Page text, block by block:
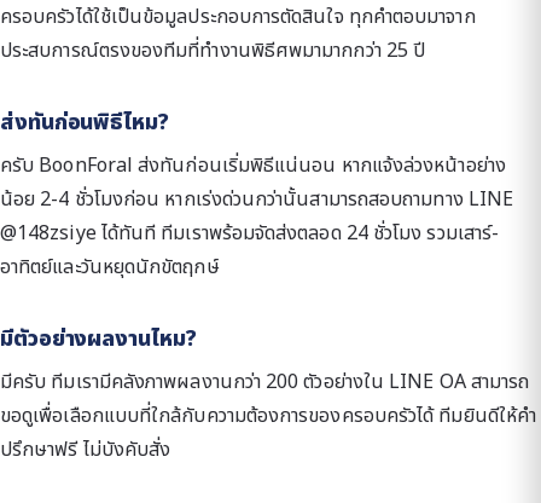
ครอบครัวได้ใช้เป็นข้อมูลประกอบการตัดสินใจ ทุกคำตอบมาจาก
ประสบการณ์ตรงของทีมที่ทำงานพิธีศพมามากกว่า 25 ปี
ส่งทันก่อนพิธีไหม?
ครับ BoonForal ส่งทันก่อนเริ่มพิธีแน่นอน หากแจ้งล่วงหน้าอย่าง
น้อย 2-4 ชั่วโมงก่อน หากเร่งด่วนกว่านั้นสามารถสอบถามทาง LINE
@148zsiye ได้ทันที ทีมเราพร้อมจัดส่งตลอด 24 ชั่วโมง รวมเสาร์-
อาทิตย์และวันหยุดนักขัตฤกษ์
มีตัวอย่างผลงานไหม?
มีครับ ทีมเรามีคลังภาพผลงานกว่า 200 ตัวอย่างใน LINE OA สามารถ
ขอดูเพื่อเลือกแบบที่ใกล้กับความต้องการของครอบครัวได้ ทีมยินดีให้คำ
ปรึกษาฟรี ไม่บังคับสั่ง